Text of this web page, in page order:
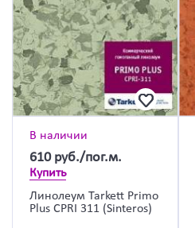
В наличии
610 руб./пог.м.
Купить
Линолеум Tarkett Primo
Plus CPRI 311 (Sinteros)